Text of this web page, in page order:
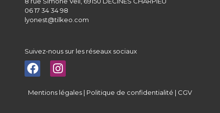
06 17 34 34 98
lyonest@tilkeo.com
Suivez-nous sur les réseaux sociaux
Mentions légales | Politique de confidentialité | CGV